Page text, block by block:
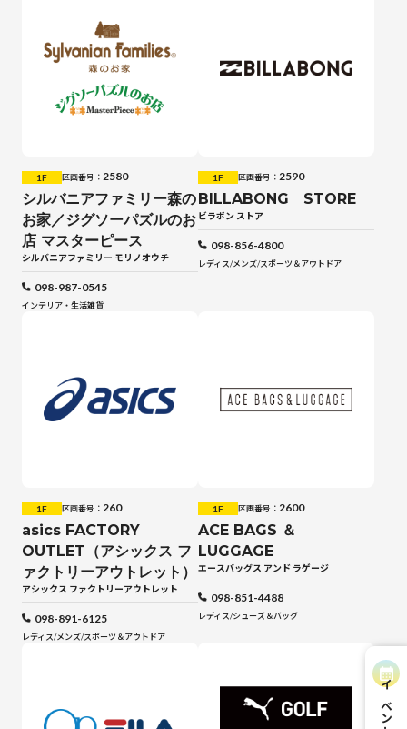
1F 区画番号： 2580
シルバニアファミリー森の
お家／ジグソーパズルのお
店 マスターピース
シルバニアファミリー モリノオウチ
098-987-0545
インテリア・生活雑貨
1F 区画番号： 2590
BILLABONG STORE
ビラボン ストア
098-856-4800
レディス/メンズ/スポーツ＆アウトドア
1F 区画番号： 260
asics FACTORY
OUTLET（アシックス フ
ァクトリーアウトレット）
アシックス ファクトリーアウトレット
098-891-6125
レディス/メンズ/スポーツ＆アウトドア
1F 区画番号： 2600
ACE BAGS ＆
LUGGAGE
エースバッグス アンド ラゲージ
098-851-4488
レディス/シューズ＆バッグ